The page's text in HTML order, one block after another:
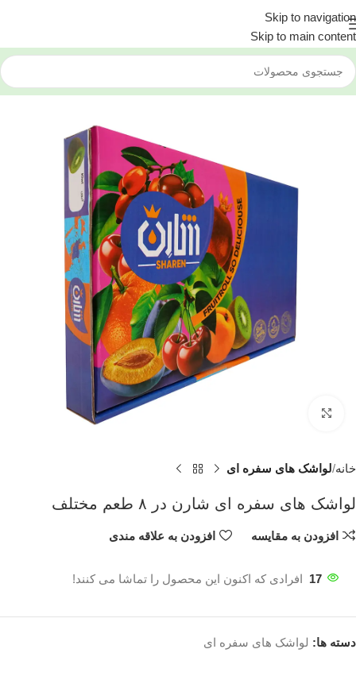
Skip to navigation
Skip to main content
خانه لواشک های سفره ای
لواشک های سفره ای شارن در ۸ طعم مختلف
افزودن به مقایسه افزودن به علاقه مندی
17 افرادی که اکنون این محصول را تماشا می کنند!
دسته ها: لواشک های سفره ای